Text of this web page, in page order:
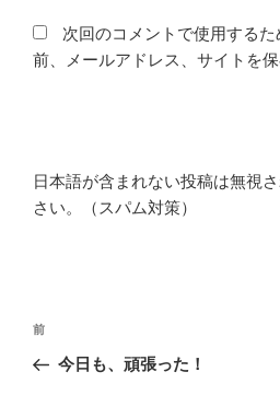
次回のコメントで使用する
前、メールアドレス、サイトを保
日本語が含まれない投稿は無視
さい。（スパム対策）
投
ナ
前
の
前
今日も、頑張った！